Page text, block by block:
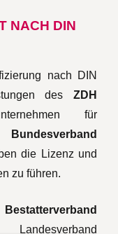
NACH DIN
nach DIN
des ZDH
für
Bundesverband
die Lizenz und
zu führen.
Bestatterverband